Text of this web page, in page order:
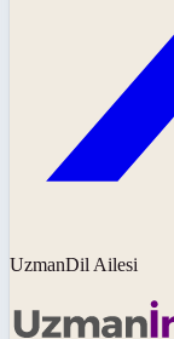
UzmanDil Ailesi